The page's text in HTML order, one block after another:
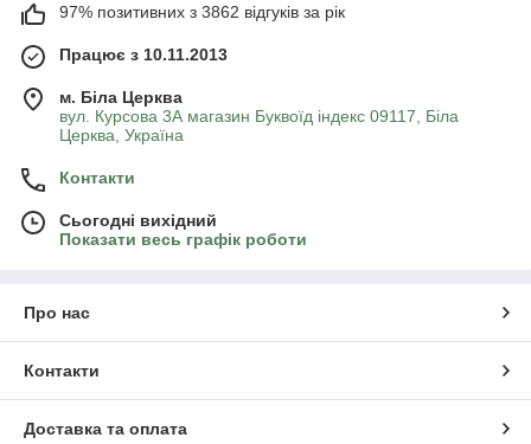
97% позитивних з 3862 відгуків за рік
Працює з 10.11.2013
м. Біла Церква
вул. Курсова 3А магазин Буквоїд індекс 09117, Біла
Церква, Україна
Контакти
Сьогодні вихідний
Показати весь графік роботи
Про нас
Контакти
Доставка та оплата